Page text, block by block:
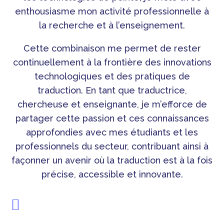
enthousiasme mon activité professionnelle à
la recherche et à l’enseignement.
Cette combinaison me permet de rester
continuellement à la frontière des innovations
technologiques et des pratiques de
traduction. En tant que traductrice,
chercheuse et enseignante, je m’efforce de
partager cette passion et ces connaissances
approfondies avec mes étudiants et les
professionnels du secteur, contribuant ainsi à
façonner un avenir où la traduction est à la fois
précise, accessible et innovante.
